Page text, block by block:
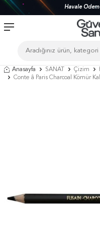
Havale
Anasayfa SANAT Çizim
Conte â Paris Charcoal Kömür